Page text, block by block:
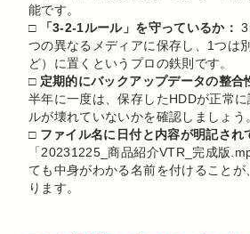
能です。
□ 「3-2-1ルール」を守っているか：
つの異なるメディアに保存し、1つは
ど）に置くというプロの鉄則です。
□ 定期的にバックアップデータの整合
半年に一度は、保存したHDDが正常
ルが壊れていないかを確認しましょう
□ ファイル名に日付と内容が明記され
「20231225_商品紹介VTR_完成版
ても中身がわかる名前を付けること
ります。